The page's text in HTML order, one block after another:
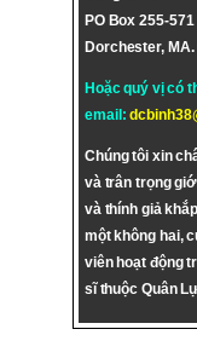
PO Box 255-571
Dorchester,
Hoặc quý vị có
email:
Chúng tôi xin
và trân trọng
và thính giả
một không hai,
viên hoạt động
sĩ thuộc Quân